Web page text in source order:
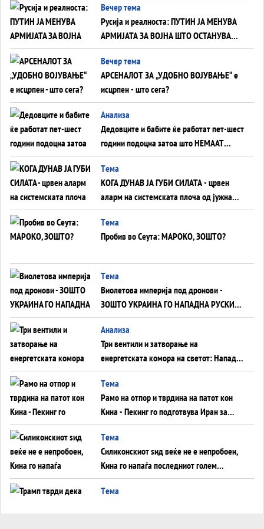
Вечер тема
Русија и реалноста: ПУТИН ЈА МЕНУВА
АРМИЈАТА ЗА ВОЈНА ШТО ОСТАНУВА
БЕЗ ФРОНТ
Вечер тема
АРСЕНАЛОТ ЗА „УДОБНО ВОЈУВАЊЕ“ е
исцрпен - што сега?
Анализа
Дедовците и бабите ќе работат пет-шест
години подоцна затоа што НЕМААТ
ВНУЦИ ДА ГИ ЗАМЕНАТ
Tема
КОГА ДУНАВ ЈА ГУБИ СИЛАТА - црвен
аларм на системската плоча од јужна
Германија до Црното Море...
Tема
Пробив во Сеута: МАРОКО, ЗОШТО?
Tема
Виолетова империја под дронови -
ЗОШТО УКРАИНА ГО НАПАДНА РУСКИОТ
WILDBERRIES
Aнализа
Три вентили и затворање на
енергетската комора на светот: Нападот
во Суец најавува глобален енергетски
инфаркт?
Tема
Рамо на отпор и тврдина на патот кон
Кина - Пекинг го подготвува Иран за
американска копнена инвазија
Tема
Силиконскиот ѕид веќе не е непробоен,
Кина го напаѓа последниот голем
монопол на Западот?
Tема